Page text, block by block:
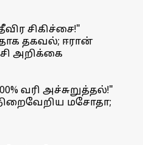
சிகிச்சை!"
தகவல்; ஈரான்
அறிக்கை
வரி அச்சுறுத்தல்!"
மசோதா;